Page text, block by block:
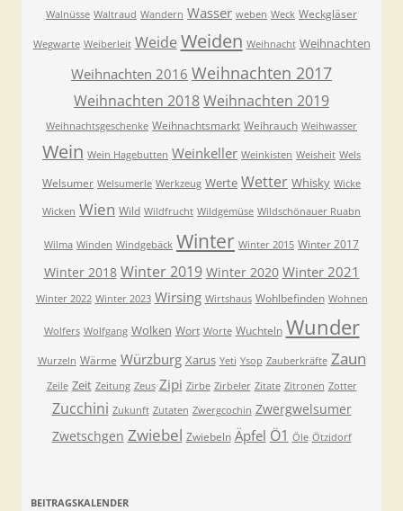
Walnüsse Waltraud Wandern Wasser weben Weck Weckgläser
Wegwarte Weiberleit Weide Weiden Weihnacht Weihnachten
Weihnachten 2016 Weihnachten 2017
Weihnachten 2018Weihnachten 2019
Weihnachtsgeschenke Weihnachtsmarkt Weihrauch Weihwasser
Wein Wein Hagebutten Weinkeller Weinkisten Weisheit Wels
Welsumer Welsumerle Werkzeug Werte Wetter Whisky Wicke
Wicken Wien Wild Wildfrucht Wildgemüse Wildschönauer Ruabn
Wilma Winden Windgebäck Winter Winter 2015 Winter 2017
Winter 2018 Winter 2019 Winter 2020 Winter 2021
Winter 2022 Winter 2023 Wirsing Wirtshaus Wohlbefinden Wohnen
Wolfers Wolfgang Wolken Wort Worte Wuchteln Wunder
Wurzeln Wärme Würzburg Xarus Yeti Ysop Zauberkräfte Zaun
Zeile Zeit Zeitung Zeus Zipi Zirbe Zirbeler Zitate Zitronen Zotter
Zucchini Zukunft Zutaten Zwergcochin Zwergwelsumer
Zwetschgen Zwiebel Zwiebeln Äpfel Ö1 Öle Ötzidorf
BEITRAGSKALENDER